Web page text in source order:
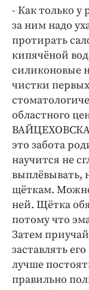
Клиника
Бренд
- Как только у
за ним надо
протирать
кипячёной
силиконовые
чистки
областного
это забота
научится не
выплёвывать,
щёткам. Можно
ней. Щётка
потому что
Затем
заставлять
лучше
правильно